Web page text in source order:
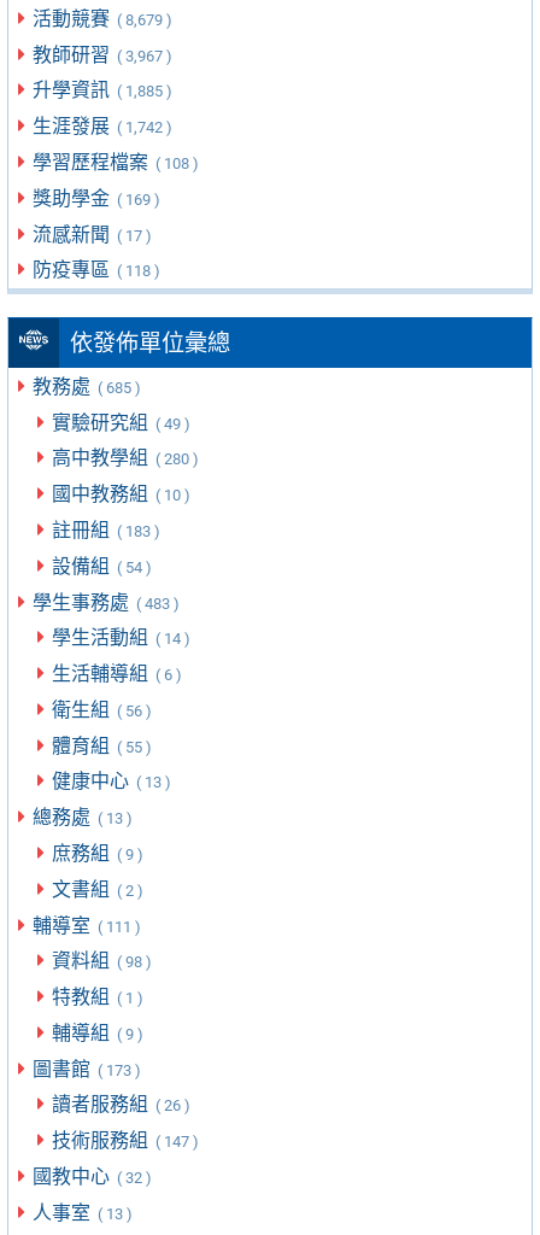
活動競賽 ( 8,679 )
教師研習 ( 3,967 )
升學資訊 ( 1,885 )
生涯發展 ( 1,742 )
學習歷程檔案 ( 108 )
獎助學金 ( 169 )
流感新聞 ( 17 )
防疫專區 ( 118 )
依發佈單位彙總
教務處 ( 685 )
實驗研究組 ( 49 )
高中教學組 ( 280 )
國中教務組 ( 10 )
註冊組 ( 183 )
設備組 ( 54 )
學生事務處 ( 483 )
學生活動組 ( 14 )
生活輔導組 ( 6 )
衛生組 ( 56 )
體育組 ( 55 )
健康中心 ( 13 )
總務處 ( 13 )
庶務組 ( 9 )
文書組 ( 2 )
輔導室 ( 111 )
資料組 ( 98 )
特教組 ( 1 )
輔導組 ( 9 )
圖書館 ( 173 )
讀者服務組 ( 26 )
技術服務組 ( 147 )
國教中心 ( 32 )
人事室 ( 13 )